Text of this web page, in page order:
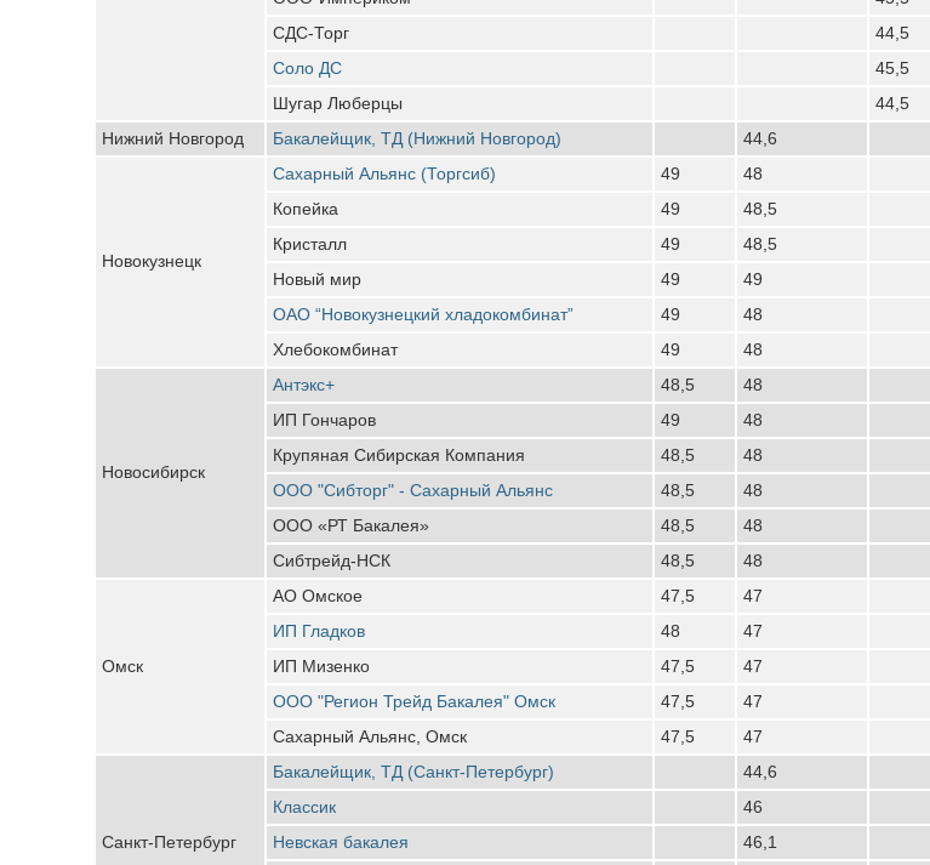
СДС-Торг
44,5
Соло ДС
45,5
Шугар Люберцы
44,5
Нижний Новгород
Бакалейщик, ТД (Нижний Новгород) 44,6
Новокузнецк
Сахарный Альянс (Торгсиб) 49
48
Копейка
49
48,5
Кристалл
49
48,5
Новый мир
49
49
ОАО “Новокузнецкий хладокомбинат”
49
48
Хлебокомбинат
49 48
Новосибирск
Антэкс+ 48,5
48
ИП Гончаров
49
48
Крупяная Сибирская Компания
48,5
48
ООО "Сибторг" - Сахарный Альянс
48,5
48
ООО «РТ Бакалея»
48,5
48
Сибтрейд-НСК
48,5 48
Омск
АО Омское 47,5
47
ИП Гладков
48
47
ИП Мизенко
47,5
47
ООО "Регион Трейд Бакалея" Омск
47,5
47
Сахарный Альянс, Омск
47,5 47
Санкт-Петербург
Бакалейщик, ТД (Санкт-Петербург)
44,6
Классик
46
Невская бакалея
46,1